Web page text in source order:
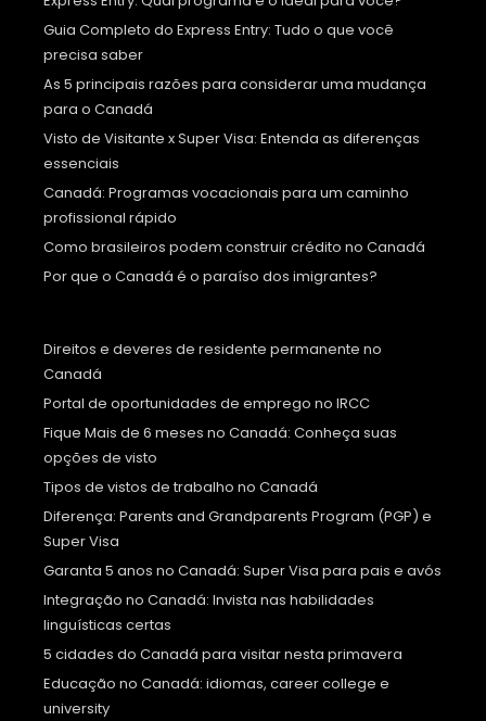
Guia Completo do Express Entry: Tudo o que você
precisa saber
As 5 principais razões para considerar uma mudança
para o Canadá
Visto de Visitante x Super Visa: Entenda as diferenças
essenciais
Canadá: Programas vocacionais para um caminho
profissional rápido
Como brasileiros podem construir crédito no Canadá
Por que o Canadá é o paraíso dos imigrantes?
Direitos e deveres de residente permanente no
Canadá
Portal de oportunidades de emprego no IRCC
Fique Mais de 6 meses no Canadá: Conheça suas
opções de visto
Tipos de vistos de trabalho no Canadá
Diferença: Parents and Grandparents Program (PGP) e
Super Visa
Garanta 5 anos no Canadá: Super Visa para pais e avós
Integração no Canadá: Invista nas habilidades
linguísticas certas
5 cidades do Canadá para visitar nesta primavera
Educação no Canadá: idiomas, career college e
university